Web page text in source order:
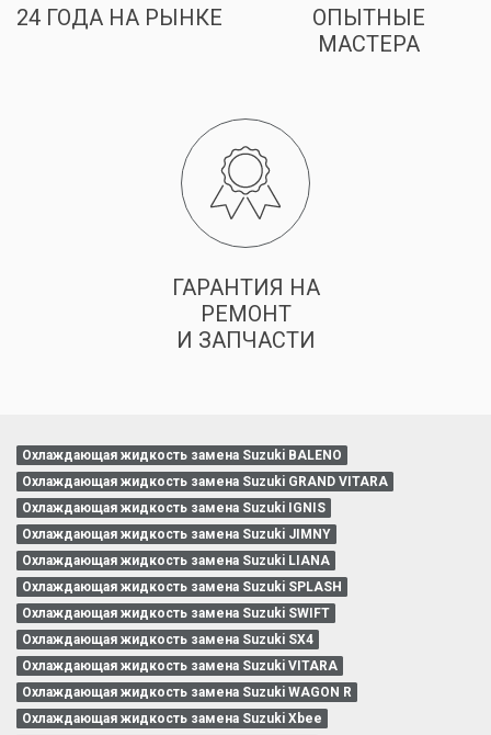
24 ГОДА НА РЫНКЕ
ОПЫТНЫЕ
МАСТЕРА
ГАРАНТИЯ НА
РЕМОНТ
И ЗАПЧАСТИ
Охлаждающая жидкость замена Suzuki BALENO
Охлаждающая жидкость замена Suzuki GRAND VITARA
Охлаждающая жидкость замена Suzuki IGNIS
Охлаждающая жидкость замена Suzuki JIMNY
Охлаждающая жидкость замена Suzuki LIANA
Охлаждающая жидкость замена Suzuki SPLASH
Охлаждающая жидкость замена Suzuki SWIFT
Охлаждающая жидкость замена Suzuki SX4
Охлаждающая жидкость замена Suzuki VITARA
Охлаждающая жидкость замена Suzuki WAGON R
Охлаждающая жидкость замена Suzuki Xbee